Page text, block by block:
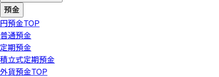
預金
円預金TOP
普通預金
定期預金
積立式定期預金
外貨預金TOP